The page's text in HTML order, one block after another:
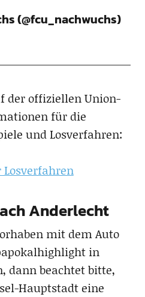
(@fcu_nachwuchs)
der offiziellen Union-
für die
und Losverfahren:
Anderlecht
mit dem Auto
in
dann beachtet bitte,
Hauptstadt eine